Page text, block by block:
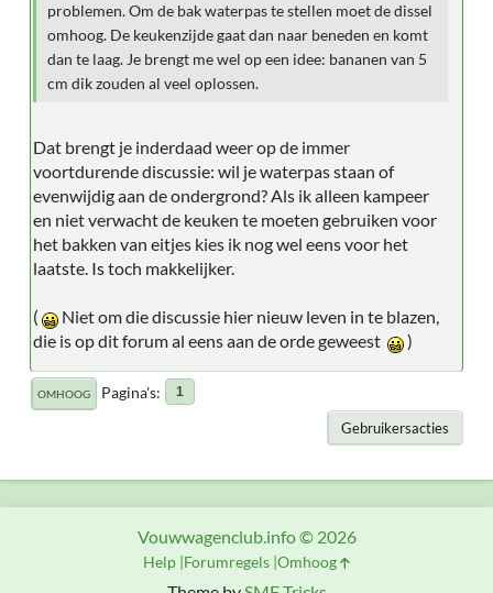
problemen. Om de bak waterpas te stellen moet de dissel
omhoog. De keukenzijde gaat dan naar beneden en komt
dan te laag. Je brengt me wel op een idee: bananen van 5
cm dik zouden al veel oplossen.
Dat brengt je inderdaad weer op de immer
voortdurende discussie: wil je waterpas staan of
evenwijdig aan de ondergrond? Als ik alleen kampeer
en niet verwacht de keuken te moeten gebruiken voor
het bakken van eitjes kies ik nog wel eens voor het
laatste. Is toch makkelijker.
(
Niet om die discussie hier nieuw leven in te blazen,
die is op dit forum al eens aan de orde geweest
)
OMHOOG Pagina's 1
Gebruikersacties
Vouwwagenclub.info © 2026
Help Forumregels Omhoog